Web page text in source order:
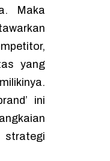
Maka
yang
ini